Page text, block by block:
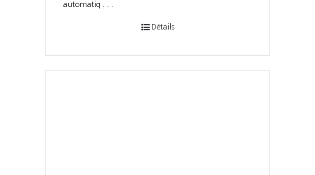
automatiq . . .
Détails